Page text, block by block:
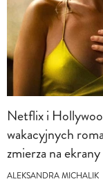
Netflix i
wakacyjnych
zmierza na ekrany
ALEKSANDRA MICHALIK